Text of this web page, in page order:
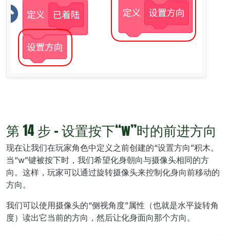
第 14 步 - 设置按下“w”时的前进方向
现在让我们在玩家角色中定义之前创建的“设置方向”积木。
当“w”键被按下时，我们希望化身朝向与摄像头相同的方
向。这样，玩家可以通过旋转摄像头来控制化身向前移动的
方向。
我们可以使用摄像头的“侧视角度”属性（也就是水平旋转角
度）读出它当前的方向，然后让化身面向那个方向。